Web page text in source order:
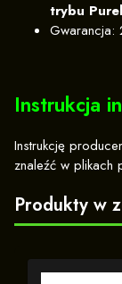
trybu
Gwarancja:
Instrukcja
Instrukcję
znaleźć w plikach
Produkty w